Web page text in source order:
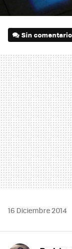
Sin
16 Diciembre 2014